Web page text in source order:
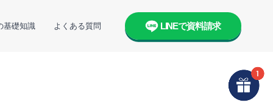
基礎知識 よくある質問 LINEで資料請求